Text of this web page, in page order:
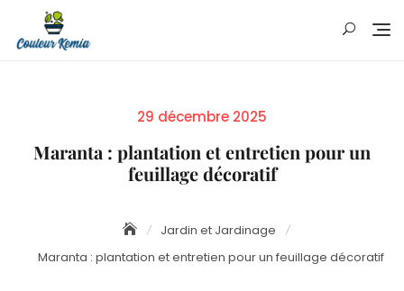
content
Posted
29 décembre 2025
Maranta : plantation et entretien pour un
feuillage décoratif
Jardin et Jardinage
Maranta : plantation et entretien pour un feuillage décoratif